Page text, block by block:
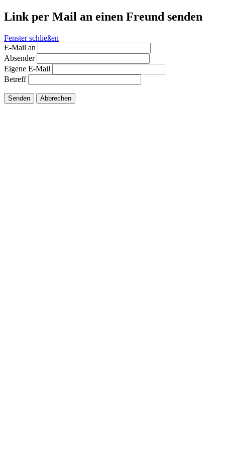
Link per Mail an einen Freund senden
Fenster schließen
E-Mail an
Absender
Eigene E-Mail
Betreff
Senden Abbrechen